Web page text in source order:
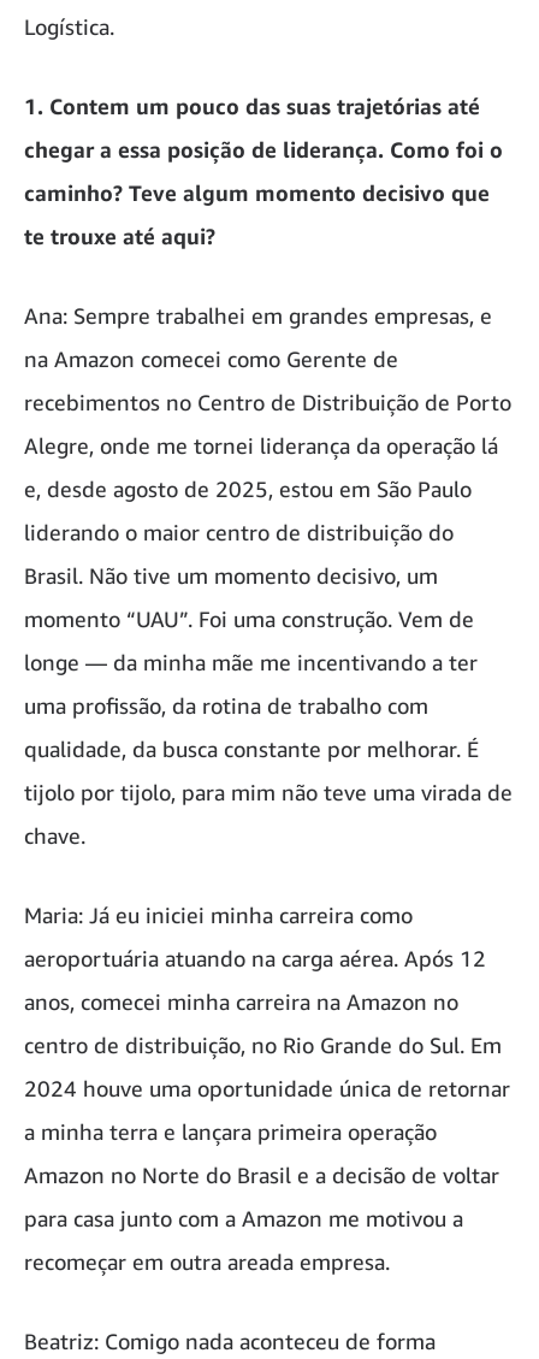
Logística.
1. Contem um pouco das suas trajetórias até
chegar a essa posição de liderança. Como foi o
caminho? Teve algum momento decisivo que
te trouxe até aqui?
Ana: Sempre trabalhei em grandes empresas, e
na Amazon comecei como Gerente de
recebimentos no Centro de Distribuição de Porto
Alegre, onde me tornei liderança da operação lá
e, desde agosto de 2025, estou em São Paulo
liderando o maior centro de distribuição do
Brasil. Não tive um momento decisivo, um
momento “UAU”. Foi uma construção. Vem de
longe — da minha mãe me incentivando a ter
uma profissão, da rotina de trabalho com
qualidade, da busca constante por melhorar. É
tijolo por tijolo, para mim não teve uma virada de
chave.
Maria: Já eu iniciei minha carreira como
aeroportuária atuando na carga aérea. Após 12
anos, comecei minha carreira na Amazon no
centro de distribuição, no Rio Grande do Sul. Em
2024 houve uma oportunidade única de retornar
a minha terra e lançara primeira operação
Amazon no Norte do Brasil e a decisão de voltar
para casa junto com a Amazon me motivou a
recomeçar em outra areada empresa.
Beatriz: Comigo nada aconteceu de forma